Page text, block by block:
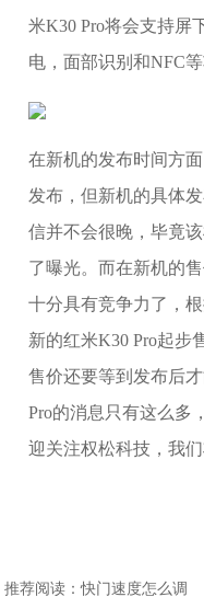
米K30 Pro将会支持屏
电，面部识别和NFC等
在新机的发布时间方
发布，但新机的具体
信并不会很晚，毕竟
了曝光。而在新机的
十分具有竞争力了，
新的红米K30 Pro起步
售价还要等到发布后
Pro的消息只有这么多
迎关注权松科技，我
推荐阅读：快门速度怎么调